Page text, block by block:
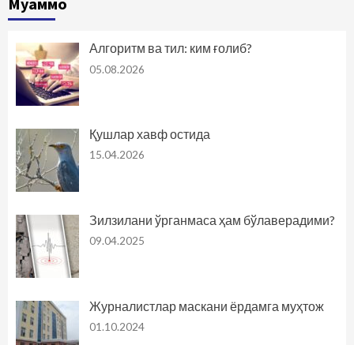
Алгоритм ва тил: ким ғолиб?
05.08.2026
Қушлар хавф остида
15.04.2026
Зилзилани ўрганмаса ҳам бўлаверадими?
09.04.2025
Журналистлар маскани ёрдамга муҳтож
01.10.2024